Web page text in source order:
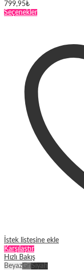
799,95₺
SeçeneklerBu
varyasyonu
var.
Seçenekler
ürün
sayfasından
seçilebilir
İstek listesine ekle
Karşılaştır
Hızlı Bakış
BeyazGriSiyah